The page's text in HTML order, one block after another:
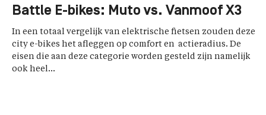
Battle E-bikes: Muto vs. Vanmoof X3
In een totaal vergelijk van elektrische fietsen zouden deze
city e-bikes het afleggen op comfort en actieradius. De
eisen die aan deze categorie worden gesteld zijn namelijk
ook heel...